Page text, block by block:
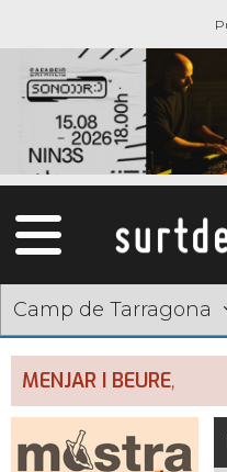
Camp de Tarragona
MENJAR I BEURE,